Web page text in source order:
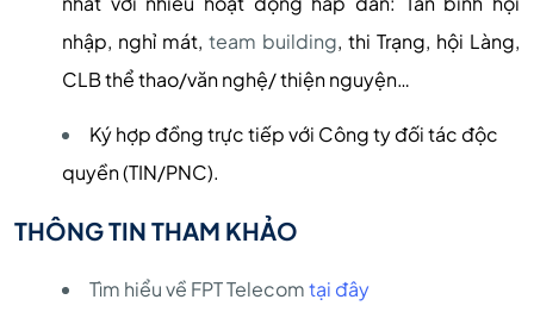
nhập, nghỉ mát, team building, thi Trạng, hội Làng,
CLB thể thao/văn nghệ/ thiện nguyện…
Ký hợp đồng trực tiếp với Công ty đối tác độc
quyền (TIN/PNC).
THÔNG TIN THAM KHẢO
Tìm hiểu về FPT Telecomtại đây